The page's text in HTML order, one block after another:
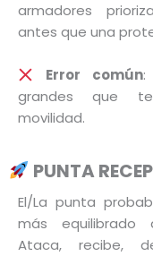
armadores
antes que una
Error común:
grandes que
movilidad.
PUNTA
El/La punta
más equilibrado
Ataca, recibe,